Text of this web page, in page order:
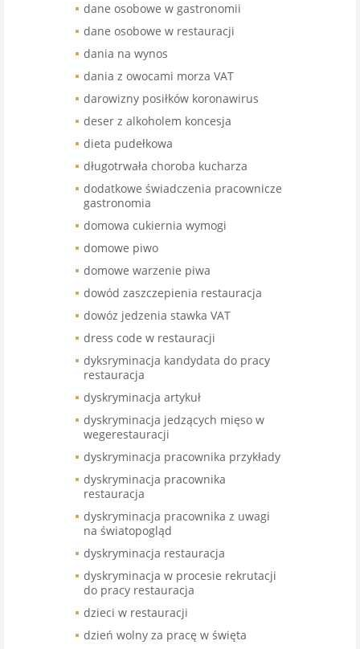
dane osobowe w gastronomii
dane osobowe w restauracji
dania na wynos
dania z owocami morza VAT
darowizny posiłków koronawirus
deser z alkoholem koncesja
dieta pudełkowa
długotrwała choroba kucharza
dodatkowe świadczenia pracownicze
gastronomia
domowa cukiernia wymogi
domowe piwo
domowe warzenie piwa
dowód zaszczepienia restauracja
dowóz jedzenia stawka VAT
dress code w restauracji
dyksryminacja kandydata do pracy
restauracja
dyskryminacja artykuł
dyskryminacja jedzących mięso w
wegerestauracji
dyskryminacja pracownika przykłady
dyskryminacja pracownika
restauracja
dyskryminacja pracownika z uwagi
na światopogląd
dyskryminacja restauracja
dyskryminacja w procesie rekrutacji
do pracy restauracja
dzieci w restauracji
dzień wolny za pracę w święta